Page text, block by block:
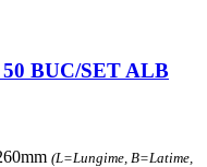
BUC/SET ALB
(L=Lungime, B=Latime,